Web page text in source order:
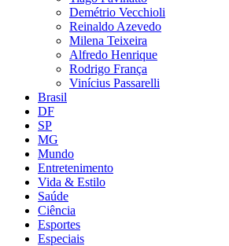
Demétrio Vecchioli
Reinaldo Azevedo
Milena Teixeira
Alfredo Henrique
Rodrigo França
Vinícius Passarelli
Brasil
DF
SP
MG
Mundo
Entretenimento
Vida & Estilo
Saúde
Ciência
Esportes
Especiais